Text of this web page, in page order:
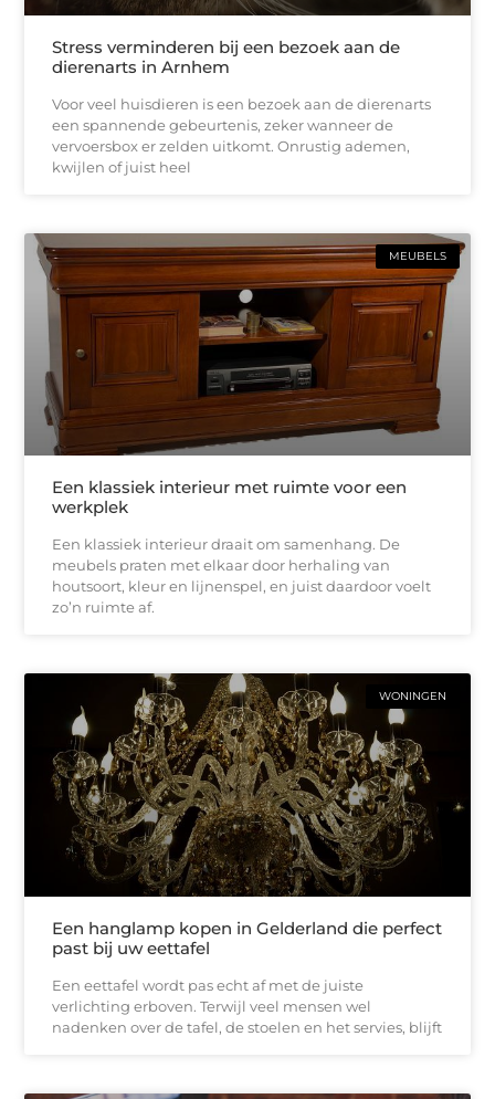
Stress verminderen bij een bezoek aan de
dierenarts in Arnhem
Voor veel huisdieren is een bezoek aan de dierenarts
een spannende gebeurtenis, zeker wanneer de
vervoersbox er zelden uitkomt. Onrustig ademen,
kwijlen of juist heel
MEUBELS
Een klassiek interieur met ruimte voor een
werkplek
Een klassiek interieur draait om samenhang. De
meubels praten met elkaar door herhaling van
houtsoort, kleur en lijnenspel, en juist daardoor voelt
zo’n ruimte af.
WONINGEN
Een hanglamp kopen in Gelderland die perfect
past bij uw eettafel
Een eettafel wordt pas echt af met de juiste
verlichting erboven. Terwijl veel mensen wel
nadenken over de tafel, de stoelen en het servies, blijft